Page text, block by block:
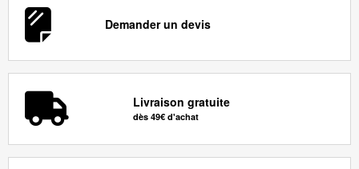
Demander un devis
Livraison gratuite
dès 49€ d'achat